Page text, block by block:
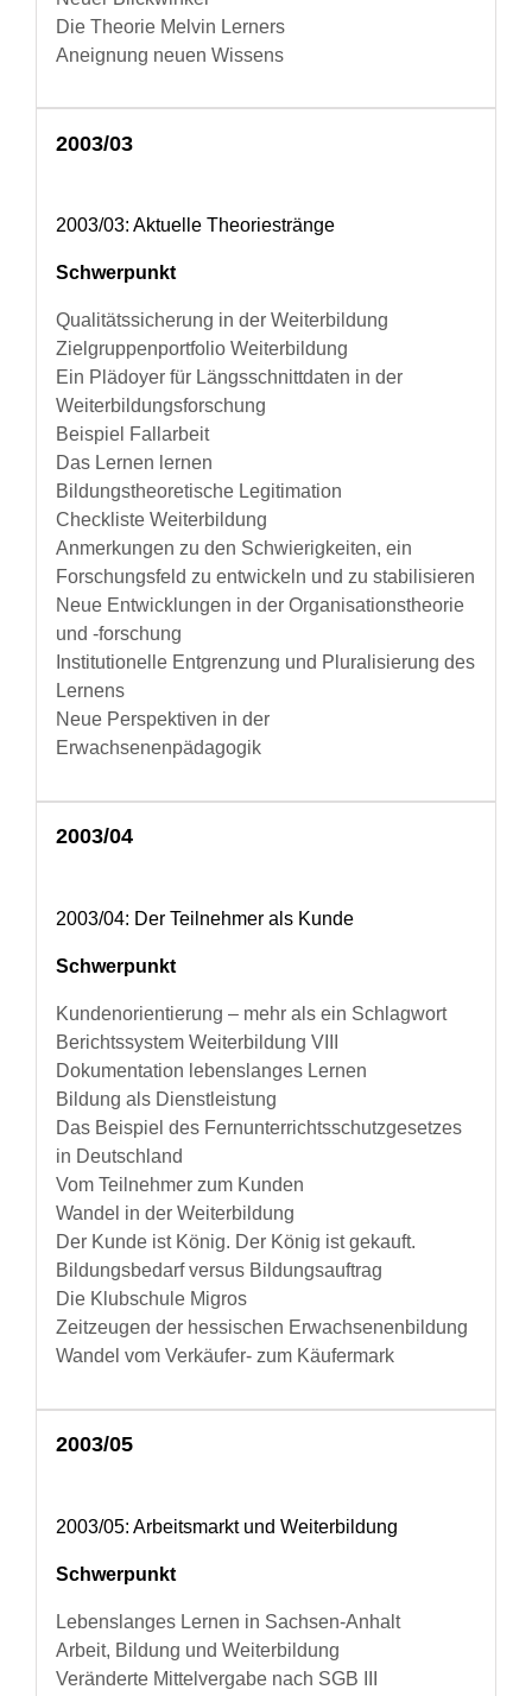
Die Theorie Melvin Lerners
Aneignung neuen Wissens
2003/03
2003/03: Aktuelle Theoriestränge
Schwerpunkt
Qualitätssicherung in der Weiterbildung
Zielgruppenportfolio Weiterbildung
Ein Plädoyer für Längsschnittdaten in der
Weiterbildungsforschung
Beispiel Fallarbeit
Das Lernen lernen
Bildungstheoretische Legitimation
Checkliste Weiterbildung
Anmerkungen zu den Schwierigkeiten, ein
Forschungsfeld zu entwickeln und zu stabilisieren
Neue Entwicklungen in der Organisationstheorie
und -forschung
Institutionelle Entgrenzung und Pluralisierung des
Lernens
Neue Perspektiven in der
Erwachsenenpädagogik
2003/04
2003/04: Der Teilnehmer als Kunde
Schwerpunkt
Kundenorientierung – mehr als ein Schlagwort
Berichtssystem Weiterbildung VIII
Dokumentation lebenslanges Lernen
Bildung als Dienstleistung
Das Beispiel des Fernunterrichtsschutzgesetzes
in Deutschland
Vom Teilnehmer zum Kunden
Wandel in der Weiterbildung
Der Kunde ist König. Der König ist gekauft.
Bildungsbedarf versus Bildungsauftrag
Die Klubschule Migros
Zeitzeugen der hessischen Erwachsenenbildung
Wandel vom Verkäufer- zum Käufermark
2003/05
2003/05: Arbeitsmarkt und Weiterbildung
Schwerpunkt
Lebenslanges Lernen in Sachsen-Anhalt
Arbeit, Bildung und Weiterbildung
Veränderte Mittelvergabe nach SGB III